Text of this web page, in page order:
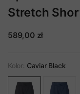
Stretch
589,00 zł
Kolor: Caviar Black